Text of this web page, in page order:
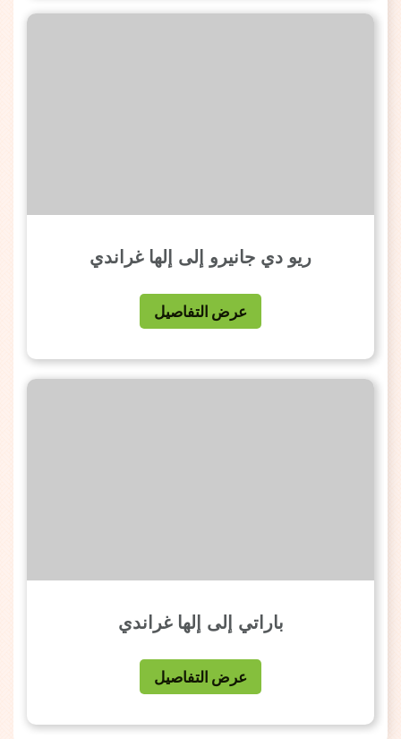
ريو دي جانيرو إلى إلها غراندي
عرض التفاصيل
باراتي إلى إلها غراندي
عرض التفاصيل